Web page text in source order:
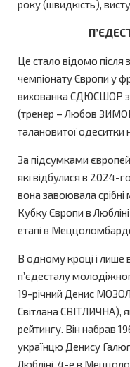
року (швидкість),
Це стало відомо
чемпіонату Європи у
вихованка СДЮСШОР
(тренер – Любов
талановитої одеситки
За підсумками
які відбулися в 2024-
вона завоювала
Кубку Європи в
етапі в
В одному кроці і лише
п’єдесталу
19-річний Денис
Світлана СВІТЛИЧНА),
рейтингу. Він набрав
українцю Денису
Любліні, 4-е в